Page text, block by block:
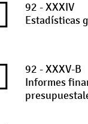
92 - XXXIV
Estadísticas
92 - XXXV-B
Informes